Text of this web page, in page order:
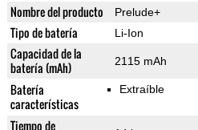
Nombre del producto Prelude+
Tipo de batería Li-Ion
Capacidad de la
batería (mAh)
2115 mAh
Batería
características
Extraíble
Tiempo de